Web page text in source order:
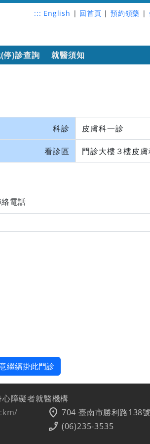
::: English | 回首頁 | 預約領藥 |
停)診查詢 就醫須知
科診 皮膚科一診
看診區 門診大樓３樓皮
電話
繼續掛此門診
障礙者就醫機構
location_on 704 臺南市勝利路138號
phone_enabled (06)235-3535